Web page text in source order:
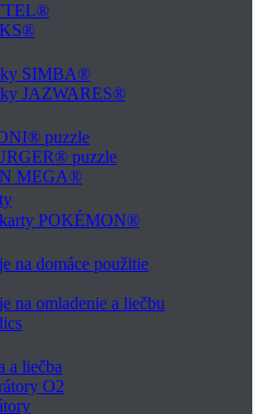
SIMBA®
JAZWARES®
puzzle
puzzle
MEGA®
POKÉMON®
na domáce použitie
na omladenie a liečbu
a liečba
O2